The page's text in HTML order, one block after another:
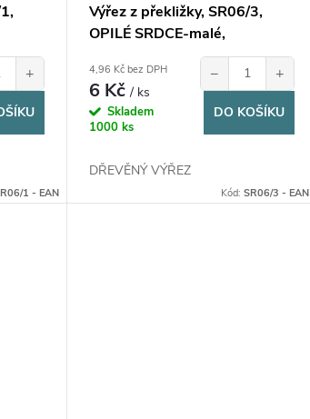
+
1 - EAN
Výřez z překližky, SR06/3,
OPILÉ SRDCE-malé,
4,96 Kč bez DPH
6 Kč/ ks
Skladem
1000 ks
− +
DO KOŠÍKU
DŘEVĚNÝ VÝŘEZ
Kód: SR06/3 - EAN